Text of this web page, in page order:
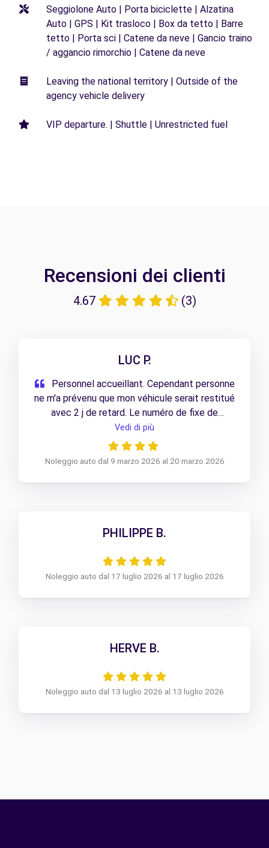
Seggiolone Auto | Porta biciclette | Alzatina
Auto | GPS | Kit trasloco | Box da tetto | Barre
tetto | Porta sci | Catene da neve | Gancio traino
/ aggancio rimorchio | Catene da neve
Leaving the national territory | Outside of the
agency vehicle delivery
VIP departure. | Shuttle | Unrestricted fuel
Recensioni dei clienti
4.67 (3)
LUC P.
Personnel accueillant. Cependant personne
ne m'a prévenu que mon véhicule serait restitué
avec 2 j de retard. Le numéro de fixe de
l'agence de Vénissieux est faux!
Vedi di più
Noleggio auto dal 9 marzo 2026 al 20 marzo 2026
PHILIPPE B.
Noleggio auto dal 17 luglio 2026 al 17 luglio 2026
HERVE B.
Noleggio auto dal 13 luglio 2026 al 13 luglio 2026